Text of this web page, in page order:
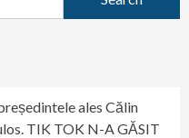
ales Călin
TIK TOK N-A GĂSIT